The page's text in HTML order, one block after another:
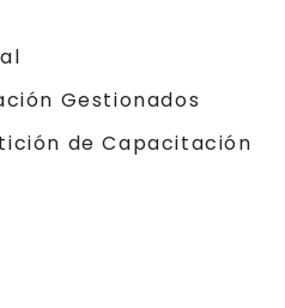
Gestionados
de Capacitación